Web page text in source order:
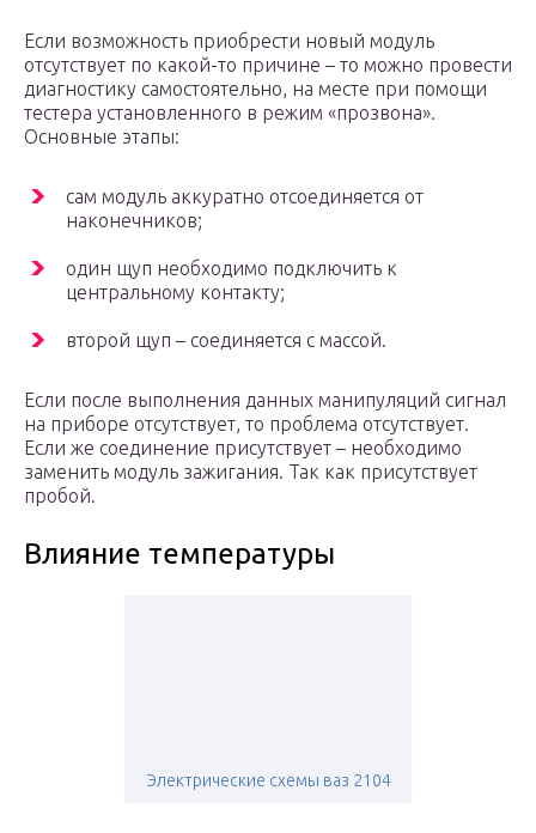
Если возможность приобрести новый модуль
отсутствует по какой-то причине – то можно провести
диагностику самостоятельно, на месте при помощи
тестера установленного в режим «прозвона».
Основные этапы:
сам модуль аккуратно отсоединяется от
наконечников;
один щуп необходимо подключить к
центральному контакту;
второй щуп – соединяется с массой.
Если после выполнения данных манипуляций сигнал
на приборе отсутствует, то проблема отсутствует.
Если же соединение присутствует – необходимо
заменить модуль зажигания. Так как присутствует
пробой.
Влияние температуры
Электрические схемы ваз 2104